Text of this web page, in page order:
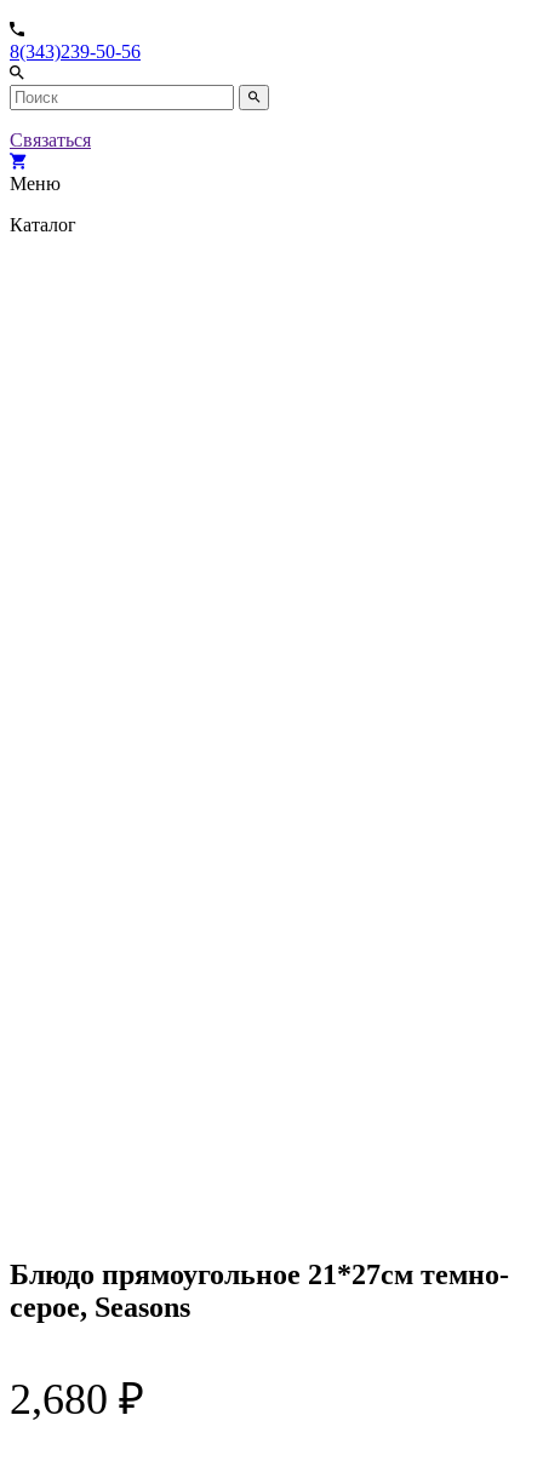
8(343)239-50-56
Связаться
Меню
Каталог
Блюдо прямоугольное 21*27см темно-
серое, Seasons
2,680 ₽